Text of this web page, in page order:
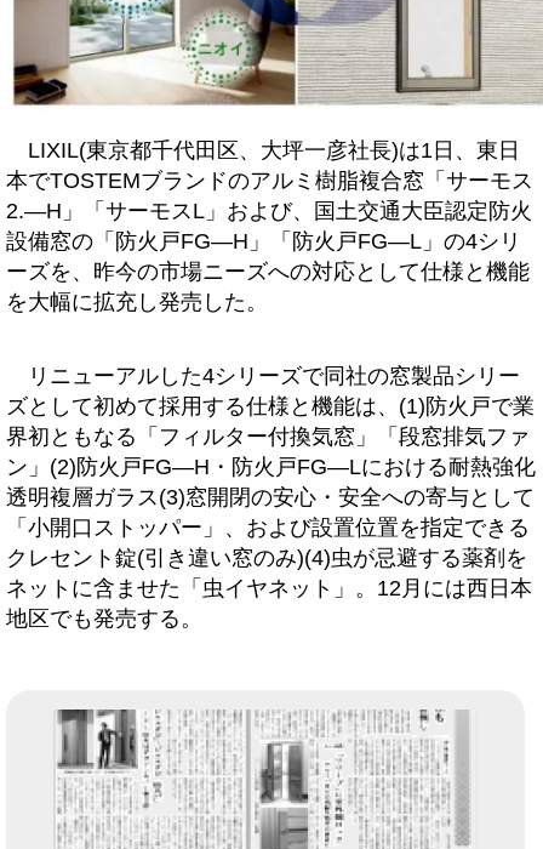
LIXIL(東京都千代田区、大坪一彦社長)は1日、東日
本でTOSTEMブランドのアルミ樹脂複合窓「サーモス
2.―H」「サーモスL」および、国土交通大臣認定防火
設備窓の「防火戸FG―H」「防火戸FG―L」の4シリ
ーズを、昨今の市場ニーズへの対応として仕様と機能
を大幅に拡充し発売した。
リニューアルした4シリーズで同社の窓製品シリー
ズとして初めて採用する仕様と機能は、(1)防火戸で業
界初ともなる「フィルター付換気窓」「段窓排気ファ
ン」(2)防火戸FG―H・防火戸FG―Lにおける耐熱強化
透明複層ガラス(3)窓開閉の安心・安全への寄与として
「小開口ストッパー」、および設置位置を指定できる
クレセント錠(引き違い窓のみ)(4)虫が忌避する薬剤を
ネットに含ませた「虫イヤネット」。12月には西日本
地区でも発売する。